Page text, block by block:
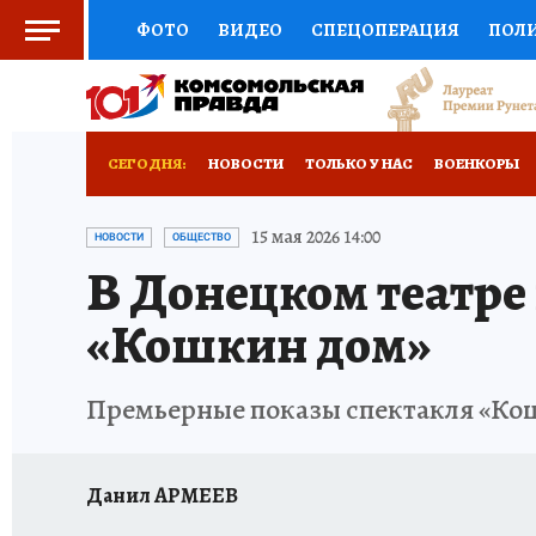
ФОТО ВИДЕО СПЕЦОПЕРАЦИЯ
СОЦПОДДЕРЖКА НАУКА СПОРТ
ГИД ПОТРЕБИТЕЛЯ РАДИО КП
СЕГОДНЯ: НОВОСТИ ТОЛЬКО У НАС ВОЕНКОРЫ
НОВОРОССИЯ АФИША
НОВОСТИ ОБЩЕСТВО 15 мая 2026 14:00
В Донецком театре
«Кошкин дом»
Премьерные показы спектакля
Данил АРМЕЕВ